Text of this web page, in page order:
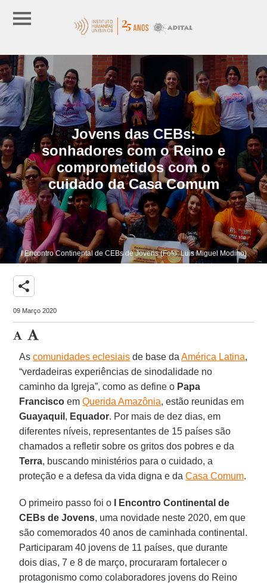
Jovens das CEBs:
sonhadores com o Reino e
comprometidos com o
cuidado da Casa Comum
I Encontro Continental de CEBs de Jovens (Foto: Luis Miguel Modino)
share
09 Março 2020
Ascomunidades eclesiais de base daAmérica Latina,
“verdadeiras experiências de sinodalidade no
caminho da Igreja”, como as define o Papa
Francisco emQuerida Amazônia, estão reunidas em
Guayaquil , Equador. Por mais de dez dias, em
diferentes níveis, representantes de 15 países são
chamados a refletir sobre os gritos dos pobres e da
Terra, buscando ministérios para o cuidado, a
proteção e a defesa da vida digna e daCasa Comum.
O primeiro passo foi o
I Encontro Continental de
CEBs de Jovens, uma novidade neste 2020, em que
são comemorados 40 anos de caminhada continental.
Participaram 40 jovens de 11 países, que durante
dois dias, 7 e 8 de março, procuraram fortalecer o
protagonismo como colaboradores jovens do Reino